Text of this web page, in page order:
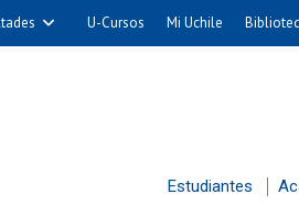
U-Cursos Mi Uchile
Estudiantes